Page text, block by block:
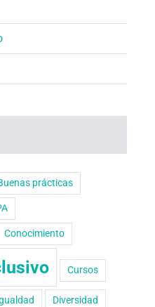
prácticas
Conocimiento
Cursos
Diversidad